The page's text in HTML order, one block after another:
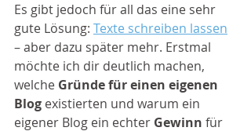
Es gibt jedoch für all das eine sehr
gute Lösung: Texte schreiben lassen
– aber dazu später mehr. Erstmal
möchte ich dir deutlich machen,
welche Gründe für einen eigenen
Blog existierten und warum ein
eigener Blog ein echter Gewinn für